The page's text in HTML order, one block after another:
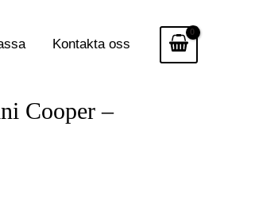
Kontakta oss
Cooper –